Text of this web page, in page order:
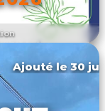
Ajouté le 30